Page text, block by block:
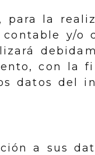
para la
y/o
con la
datos del
a sus